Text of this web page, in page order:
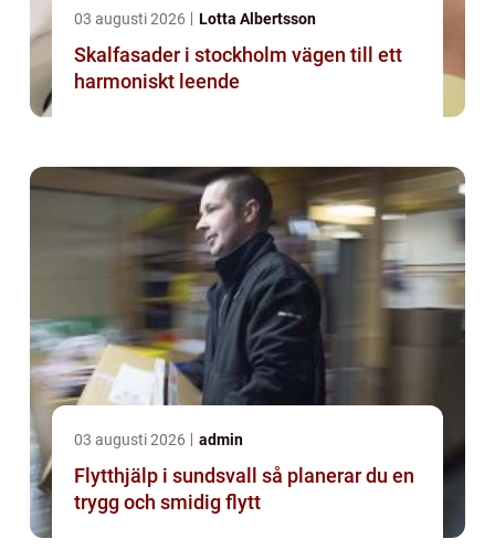
03 augusti 2026 Lotta Albertsson
Skalfasader i stockholm vägen till ett
harmoniskt leende
03 augusti 2026 admin
Flytthjälp i sundsvall så planerar du en
trygg och smidig flytt